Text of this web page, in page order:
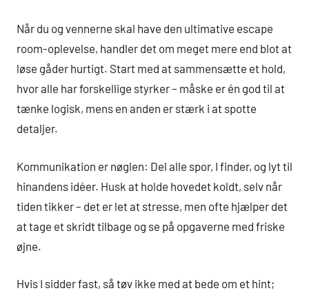
Når du og vennerne skal have den ultimative escape
room-oplevelse, handler det om meget mere end blot at
løse gåder hurtigt. Start med at sammensætte et hold,
hvor alle har forskellige styrker – måske er én god til at
tænke logisk, mens en anden er stærk i at spotte
detaljer.
Kommunikation er nøglen: Del alle spor, I finder, og lyt til
hinandens idéer. Husk at holde hovedet koldt, selv når
tiden tikker – det er let at stresse, men ofte hjælper det
at tage et skridt tilbage og se på opgaverne med friske
øjne.
Hvis I sidder fast, så tøv ikke med at bede om et hint;